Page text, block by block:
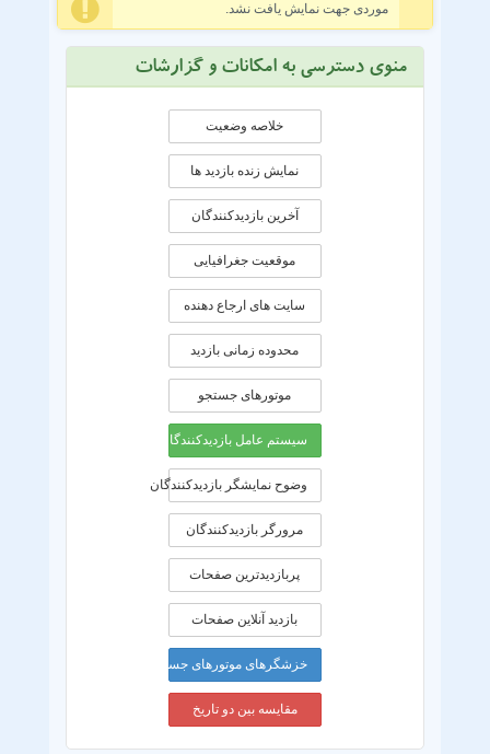
موردی جهت نمایش یافت نشد.
منوی دسترسی به امکانات و گزارشات
خلاصه وضعیت
نمایش زنده بازدید ها
آخرین بازدیدکنندگان
موقعيت جغرافيايی
سایت های ارجاع دهنده
محدوده زمانی بازديد
موتورهای جستجو
سیستم عامل بازدیدکنندگان
وضوح نمایشگر بازدیدکنندگان
مرورگر بازدیدکنندگان
پربازدیدترین صفحات
بازدید آنلاین صفحات
خزشگرهای موتورهای جستجو
مقایسه بین دو تاریخ